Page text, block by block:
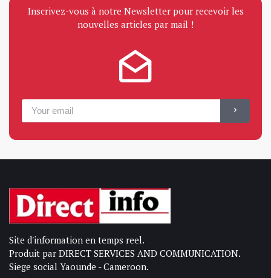
Inscrivez-vous à notre Newsletter pour recevoir les
nouvelles articles par mail !
Site d'information en temps reel.
Produit par DIRECT SERVICES AND COMMUNICATION.
Siege social Yaounde - Cameroon.